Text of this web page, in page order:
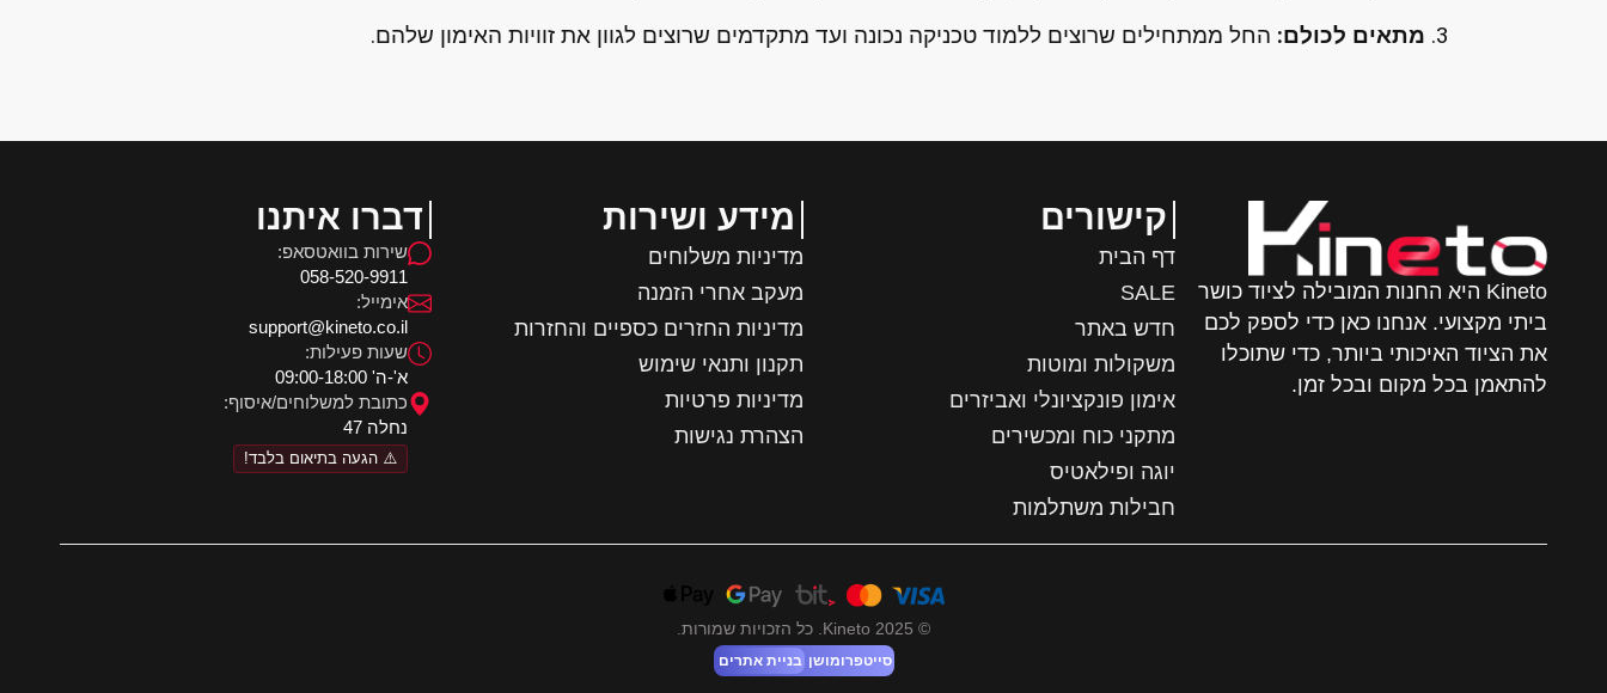
מתאים לכולם: החל ממתחילים שרוצים ללמוד טכניקה נכונה ועד מתקדמים שרוצים לגוון את זוויות האימון שלהם.
Kineto היא החנות המובילה לציוד כושר
ביתי מקצועי. אנחנו כאן כדי לספק לכם
את הציוד האיכותי ביותר, כדי שתוכלו
להתאמן בכל מקום ובכל זמן.
קישורים
דף הבית
SALE
חדש באתר
משקולות ומוטות
אימון פונקציונלי ואביזרים
מתקני כוח ומכשירים
יוגה ופילאטיס
חבילות משתלמות
מידע ושירות
מדיניות משלוחים
מעקב אחרי הזמנה
מדיניות החזרים כספיים והחזרות
תקנון ותנאי שימוש
מדיניות פרטיות
הצהרת נגישות
דברו איתנו
שירות בוואטסאפ:
058-520-9911
אימייל:
support@kineto.co.il
שעות פעילות:
א'-ה' 09:00-18:00
כתובת למשלוחים/איסוף:
נחלה 47
⚠️ הגעה בתיאום בלבד!
© 2025 Kineto. כל הזכויות שמורות.
סייטפרומושן בניית אתרים